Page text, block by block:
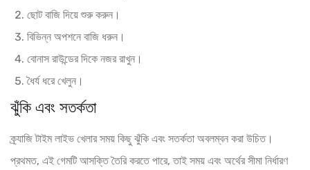
ছোট বাজি দিয়ে শুরু করুন।
বিভিন্ন অপশনে বাজি ধরুন।
বোনাস রাউন্ডের দিকে নজর রাখুন।
ধৈর্য ধরে খেলুন।
ঝুঁকি এবং সতর্কতা
ক্র্যাজি টাইম লাইভ খেলার সময় কিছু ঝুঁকি এবং সতর্কতা অবলম্বন করা উচিত।
প্রথমত, এই গেমটি আসক্তি তৈরি করতে পারে, তাই সময় এবং অর্থের সীমা নির্ধারণ